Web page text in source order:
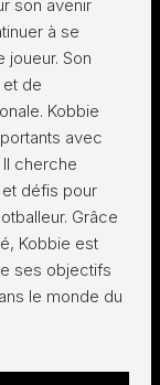
son avenir
à se
Son
et de
Kobbie
avec
cherche
défis pour
Grâce
Kobbie est
ses objectifs
le monde du